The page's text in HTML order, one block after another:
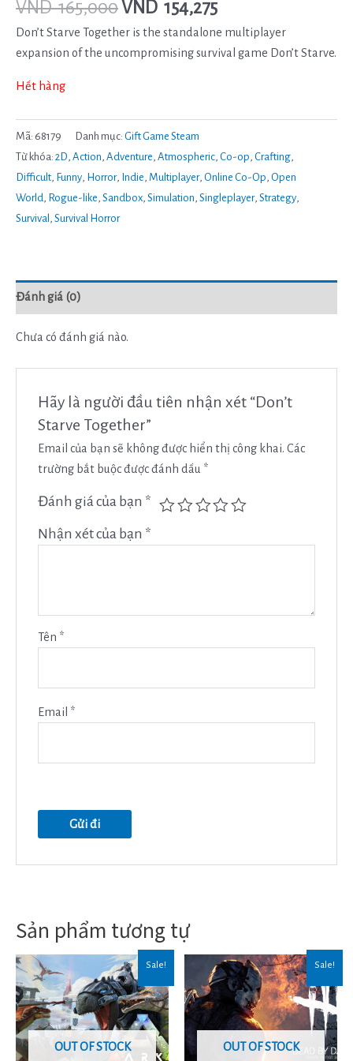
VND165,000VND 154,275
Don’t Starve Together is the standalone multiplayer
expansion of the uncompromising survival game Don’t Starve.
Hết hàng
Mã: 68179 Danh mục: Gift Game Steam
Từ khóa: 2D Action Adventure Atmospheric Co-op Crafting
Difficult Funny Horror, Indie Multiplayer, Online Co-Op Open
World Rogue-like Sandbox Simulation Singleplayer, Strategy
Survival Survival Horror
Đánh giá (0)
Chưa có đánh giá nào.
Hãy là người đầu tiên nhận xét “Don’t
Starve Together”
Email của bạn sẽ không được hiển thị công khai. Các
trường bắt buộc được đánh dấu *
Đánh giá của bạn *
Nhận xét của bạn *
Tên *
Email *
Sản phẩm tương tự
Sale!
OUT OF STOCK
Sale!
OUT OF STOCK